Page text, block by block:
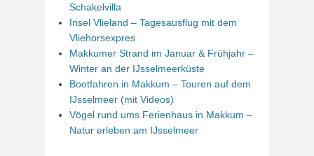
Schakelvilla
Insel Vlieland – Tagesausflug mit dem
Vliehorsexpres
Makkumer Strand im Januar & Frühjahr –
Winter an der IJsselmeerküste
Bootfahren in Makkum – Touren auf dem
IJsselmeer (mit Videos)
Vögel rund ums Ferienhaus in Makkum –
Natur erleben am IJsselmeer